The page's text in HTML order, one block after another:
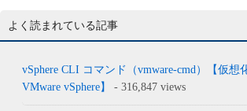
よく読まれている記事
vSphere CLI コマンド（vmware-cmd）【仮想
VMware vSphere】
- 316,847 views